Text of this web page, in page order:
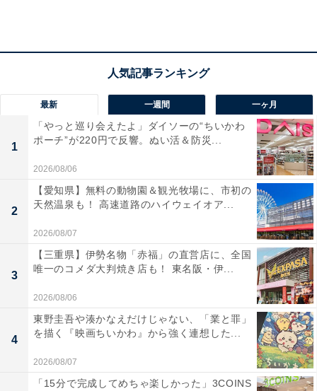
四駆ならば雪道でも問題ないと勘違いしている人
は多い
災害危機管理アドバイザーの和田隆昌氏がAll Aboutの『
冬の災害、大寒波に備えるためには？』で「雪の予報が
出ているときには極力車の使用を控えること。止むを得
ない場合は事前に必ず冬用タイヤに履き替えておくこと
が必要です」と述べている。
最新 一週間 一ヶ月
1
「やっと巡り会えたよ」ダイソーの“ちいかわ
ポーチ”が220円で反響。ぬい活＆防災...
2026/08/06
2
【愛知県】無料の動物園＆観光牧場に、市初の
天然温泉も！ 高速道路のハイウェイオア...
2026/08/07
3
【三重県】伊勢名物「赤福」の直営店に、全国
唯一のコメダ大判焼き店も！ 東名阪・伊...
2026/08/06
4
東野圭吾や湊かなえだけじゃない、「業と罪」
を描く『映画ちいかわ』から強く連想した...
2026/08/07
「15分で完成してめちゃ楽しかった」3COINS